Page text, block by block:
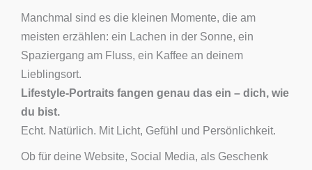
Manchmal sind es die kleinen Momente, die am
meisten erzählen: ein Lachen in der Sonne, ein
Spaziergang am Fluss, ein Kaffee an deinem
Lieblingsort.
Lifestyle-Portraits fangen genau das ein – dich, wie
du bist.
Echt. Natürlich. Mit Licht, Gefühl und Persönlichkeit.
Ob für deine Website, Social Media, als Geschenk